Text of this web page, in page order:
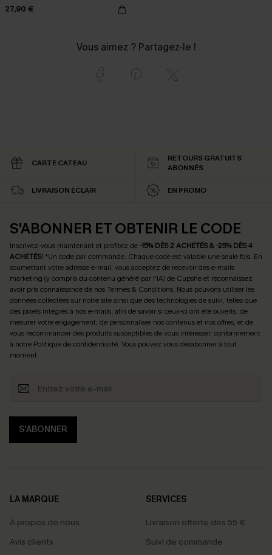
27,90 €
Vous aimez ? Partagez-le !
CARTE CATEAU
RETOURS GRATUITS
ABONNÉS
LIVRAISON ÉCLAIR EN PROMO
S'ABONNER ET OBTENIR LE CODE
Inscrivez-vous maintenant et profitez de -15% DÈS 2 ACHETÉS & -25% DÈS 4
ACHETÉS! *Un code par commande. Chaque code est valable une seule fois. En
soumettant votre adresse e-mail, vous acceptez de recevoir des e-mails
marketing (y compris du contenu généré par l'IA) de Cupshe et reconnaissez
avoir pris connaissance de nosTermes & Conditions. Nous pouvons utiliser les
données collectées sur notre site ainsi que des technologies de suivi, telles que
des pixels intégrés à nos e-mails, afin de savoir si ceux-ci ont été ouverts, de
mesurer votre engagement, de personnaliser nos contenus et nos offres, et de
vous recommander des produits susceptibles de vous intéresser, conformément
à notre Politique de confidentialité. Vous pouvez vous désabonner à tout
moment.
S'ABONNER
LA MARQUE
À propos de nous
Avis clients
SERVICES
Livraison offerte dès 55 €
Suivi de commande